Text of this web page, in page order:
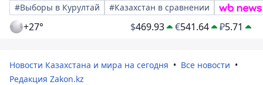
#Выборы в Курултай
#Казахстан в сравнении
+27° $469.93 €541.64 ₽5.71
Новости Казахстана и мира на сегодня
Все новости
Редакция Zakon.kz